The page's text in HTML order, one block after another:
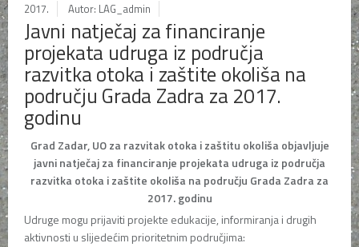
2017.
Autor: LAG_admin
Javni natječaj za financiranje
projekata udruga iz područja
razvitka otoka i zaštite okoliša na
području Grada Zadra za 2017.
godinu
Grad Zadar, UO za razvitak otoka i zaštitu okoliša objavljuje
javni natječaj za financiranje projekata udruga iz područja
razvitka otoka i zaštite okoliša na području Grada Zadra za
2017. godinu
Udruge mogu prijaviti projekte edukacije, informiranja i drugih
aktivnosti u slijedećim prioritetnim područjima: